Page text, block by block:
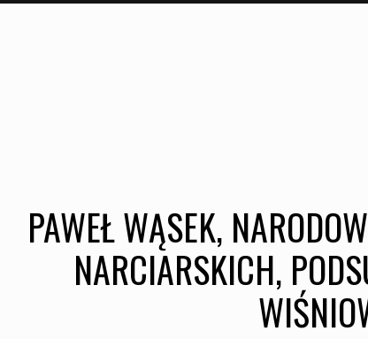
PAWEŁ WĄSEK,
NARCIARSKICH,